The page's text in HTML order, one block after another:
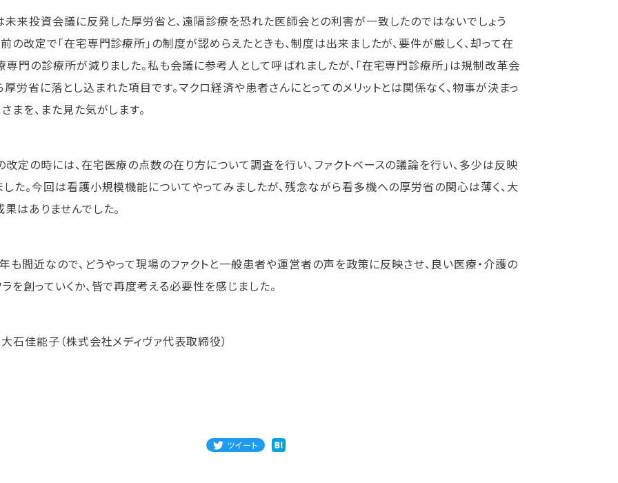
未来投資会議に反発した厚労省と、遠隔診療を恐れた医師会との利害が一致したのではないでしょう
前の改定で「在宅専門診療所」の制度が認めらえたときも、制度は出来ましたが、要件が厳しく、却って在
専門の診療所が減りました。私も会議に参考人として呼ばれましたが、「在宅専門診療所」は規制改革会
厚労省に落とし込まれた項目です。マクロ経済や患者さんにとってのメリットとは関係なく、物事が決まっ
まを、また見た気がします。
改定の時には、在宅医療の点数の在り方について調査を行い、ファクトベースの議論を行い、多少は反映
した。今回は看護小規模機能についてやってみましたが、残念ながら看多機への厚労省の関心は薄く、大
果はありませんでした。
も間近なので、どうやって現場のファクトと一般患者や運営者の声を政策に反映させ、良い医療・介護の
を創っていくか、皆で再度考える必要性を感じました。
石佳能子（株式会社メディヴァ代表取締役）
ツイート